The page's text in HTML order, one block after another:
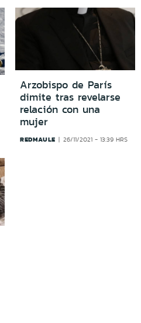
Arzobispo de París
dimite tras revelarse
relación con una
mujer
REDMAULE 26/11/2021 - 13:39 HRS